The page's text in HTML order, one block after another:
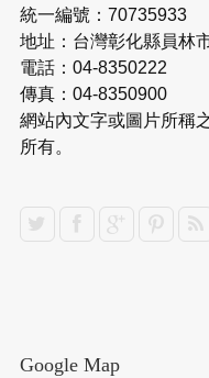
統一編號：70735933
地址：台灣彰化縣員林
電話：04-8350222
傳真：04-8350900
網站內文字或圖片所稱
所有。
Google Map